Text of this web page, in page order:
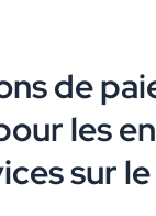
de
les
sur